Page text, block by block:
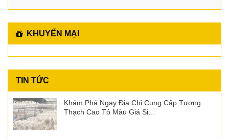
KHUYẾN MẠI
TIN TỨC
Khám Phá Ngay Địa Chỉ Cung Cấp Tượng
Thạch Cao Tô Màu Giá Sỉ…